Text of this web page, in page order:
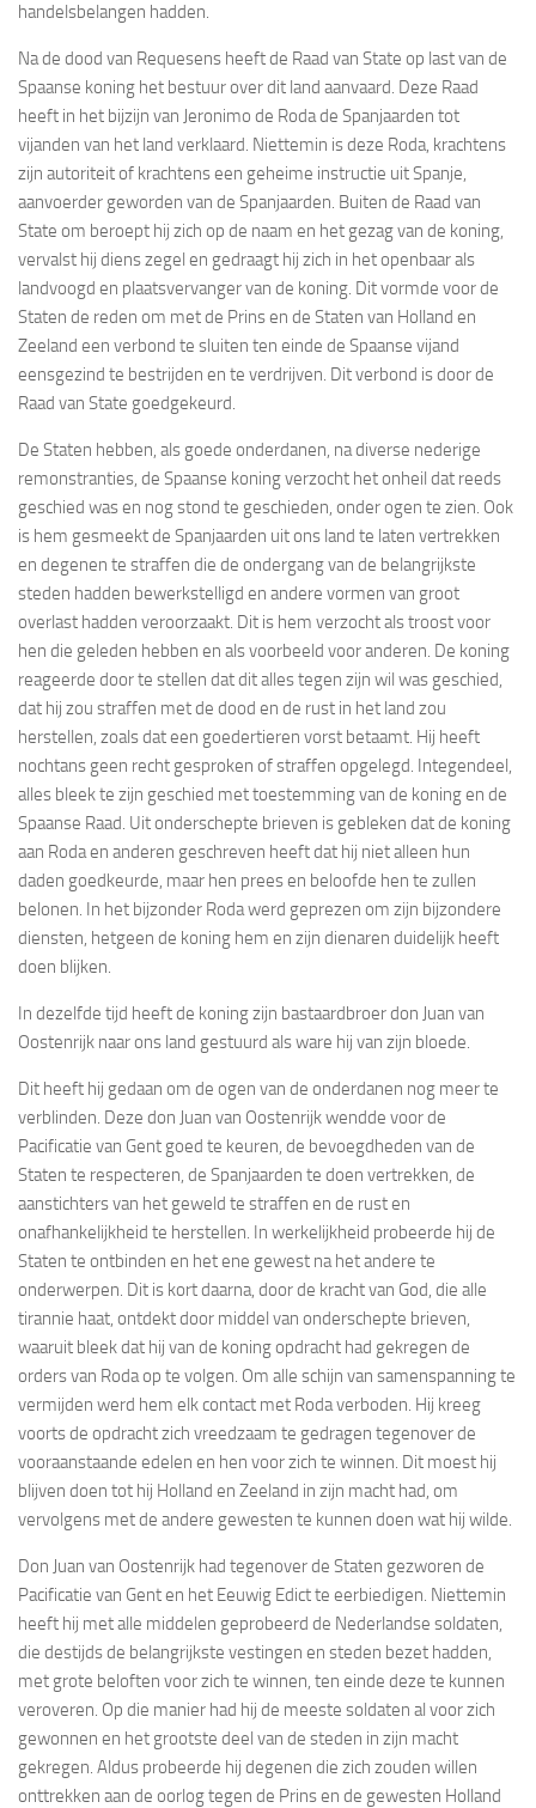
handelsbelangen hadden.
Na de dood van Requesens heeft de Raad van State op last van de
Spaanse koning het bestuur over dit land aanvaard. Deze Raad
heeft in het bijzijn van Jeronimo de Roda de Spanjaarden tot
vijanden van het land verklaard. Niettemin is deze Roda, krachtens
zijn autoriteit of krachtens een geheime instructie uit Spanje,
aanvoerder geworden van de Spanjaarden. Buiten de Raad van
State om beroept hij zich op de naam en het gezag van de koning,
vervalst hij diens zegel en gedraagt hij zich in het openbaar als
landvoogd en plaatsvervanger van de koning. Dit vormde voor de
Staten de reden om met de Prins en de Staten van Holland en
Zeeland een verbond te sluiten ten einde de Spaanse vijand
eensgezind te bestrijden en te verdrijven. Dit verbond is door de
Raad van State goedgekeurd.
De Staten hebben, als goede onderdanen, na diverse nederige
remonstranties, de Spaanse koning verzocht het onheil dat reeds
geschied was en nog stond te geschieden, onder ogen te zien. Ook
is hem gesmeekt de Spanjaarden uit ons land te laten vertrekken
en degenen te straffen die de ondergang van de belangrijkste
steden hadden bewerkstelligd en andere vormen van groot
overlast hadden veroorzaakt. Dit is hem verzocht als troost voor
hen die geleden hebben en als voorbeeld voor anderen. De koning
reageerde door te stellen dat dit alles tegen zijn wil was geschied,
dat hij zou straffen met de dood en de rust in het land zou
herstellen, zoals dat een goedertieren vorst betaamt. Hij heeft
nochtans geen recht gesproken of straffen opgelegd. Integendeel,
alles bleek te zijn geschied met toestemming van de koning en de
Spaanse Raad. Uit onderschepte brieven is gebleken dat de koning
aan Roda en anderen geschreven heeft dat hij niet alleen hun
daden goedkeurde, maar hen prees en beloofde hen te zullen
belonen. In het bijzonder Roda werd geprezen om zijn bijzondere
diensten, hetgeen de koning hem en zijn dienaren duidelijk heeft
doen blijken.
In dezelfde tijd heeft de koning zijn bastaardbroer don Juan van
Oostenrijk naar ons land gestuurd als ware hij van zijn bloede.
Dit heeft hij gedaan om de ogen van de onderdanen nog meer te
verblinden. Deze don Juan van Oostenrijk wendde voor de
Pacificatie van Gent goed te keuren, de bevoegdheden van de
Staten te respecteren, de Spanjaarden te doen vertrekken, de
aanstichters van het geweld te straffen en de rust en
onafhankelijkheid te herstellen. In werkelijkheid probeerde hij de
Staten te ontbinden en het ene gewest na het andere te
onderwerpen. Dit is kort daarna, door de kracht van God, die alle
tirannie haat, ontdekt door middel van onderschepte brieven,
waaruit bleek dat hij van de koning opdracht had gekregen de
orders van Roda op te volgen. Om alle schijn van samenspanning te
vermijden werd hem elk contact met Roda verboden. Hij kreeg
voorts de opdracht zich vreedzaam te gedragen tegenover de
vooraanstaande edelen en hen voor zich te winnen. Dit moest hij
blijven doen tot hij Holland en Zeeland in zijn macht had, om
vervolgens met de andere gewesten te kunnen doen wat hij wilde.
Don Juan van Oostenrijk had tegenover de Staten gezworen de
Pacificatie van Gent en het Eeuwig Edict te eerbiedigen. Niettemin
heeft hij met alle middelen geprobeerd de Nederlandse soldaten,
die destijds de belangrijkste vestingen en steden bezet hadden,
met grote beloften voor zich te winnen, ten einde deze te kunnen
veroveren. Op die manier had hij de meeste soldaten al voor zich
gewonnen en het grootste deel van de steden in zijn macht
gekregen. Aldus probeerde hij degenen die zich zouden willen
onttrekken aan de oorlog tegen de Prins en de gewesten Holland